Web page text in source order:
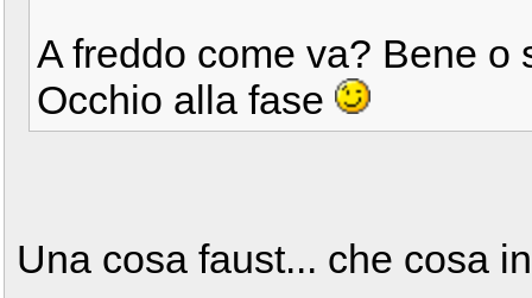
A freddo come va? Bene
Occhio alla fase
Una cosa faust... che cosa